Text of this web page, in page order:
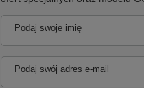
Podaj swoje imię
Podaj swój adres e-mail